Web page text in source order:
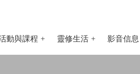
動與課程 靈修生活 影音信息